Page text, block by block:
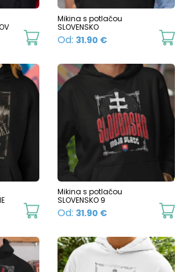
chosen
on
product
page
This
has
multiple
options
chosen
on
product
page
Mikina s potlačou
SLOVENSKO
Od: 31.90 €
This
has
multiple
Mikina s potlačou
SLOVENSKO 9
Od: 31.90 €